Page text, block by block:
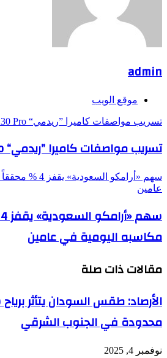
admin
موقع الويب
تسريب مواصفات كاميرا ”ريدمي“ K30 Pro
تسريب مواصفات كاميرا ”ريدمي“ K30 Pro
سهم «أرامكو
عامين
مكاسبه اليومية في عامين
مقالات ذات صلة
الأرصاد: طقس السودان يتأثر
محدودة في الجنوب الشرقي
نوفمبر 4, 2025